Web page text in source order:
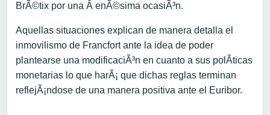
BrÃ©tix por una Â enÃ©sima ocasiÃ³n.
Aquellas situaciones explican de manera detalla el
inmovilismo de Francfort ante la idea de poder
plantearse una modificaciÃ³n en cuanto a sus polÃ­ticas
monetarias lo que harÃ¡ que dichas reglas terminan
reflejÃ¡ndose de una manera positiva ante el Euribor.